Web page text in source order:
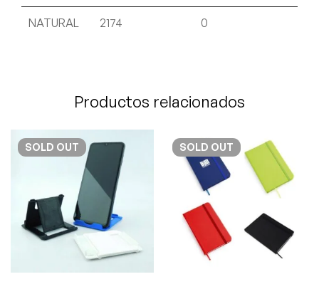
NATURAL 2174 0
Productos relacionados
SOLD OUT SOLD OUT